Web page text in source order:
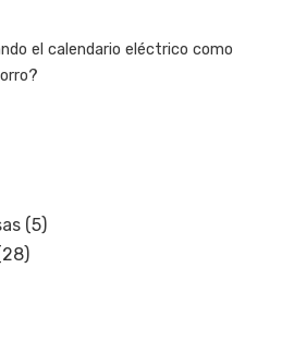
el calendario eléctrico como
(5)